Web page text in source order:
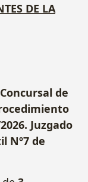
DE LA
de
Juzgado
Nº7 de